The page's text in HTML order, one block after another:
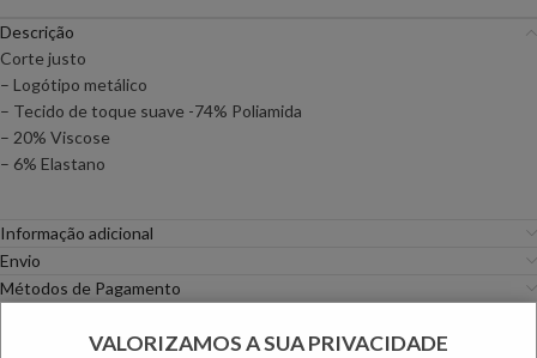
Descrição
Corte justo
– Logótipo metálico
– Tecido de toque suave -74% Poliamida
– 20% Viscose
– 6% Elastano
Informação adicional
Envio
Métodos de Pagamento
VALORIZAMOS A SUA PRIVACIDADE